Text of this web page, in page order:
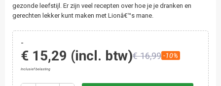
gezonde leefstijl. Er zijn veel recepten over hoe je je dranken en
gerechten lekker kunt maken met Lionâ€™s mane.
-
€ 15,29 (incl. btw)€ 16,99 -10%
Inclusief belasting